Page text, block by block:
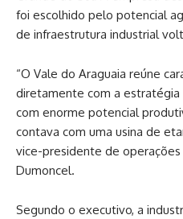
foi escolhido pelo potencial
de infraestrutura industrial
“O Vale do Araguaia reúne
diretamente com a estratégia
com enorme potencial
contava com uma usina de
vice-presidente de
Dumoncel.
Segundo o executivo, a